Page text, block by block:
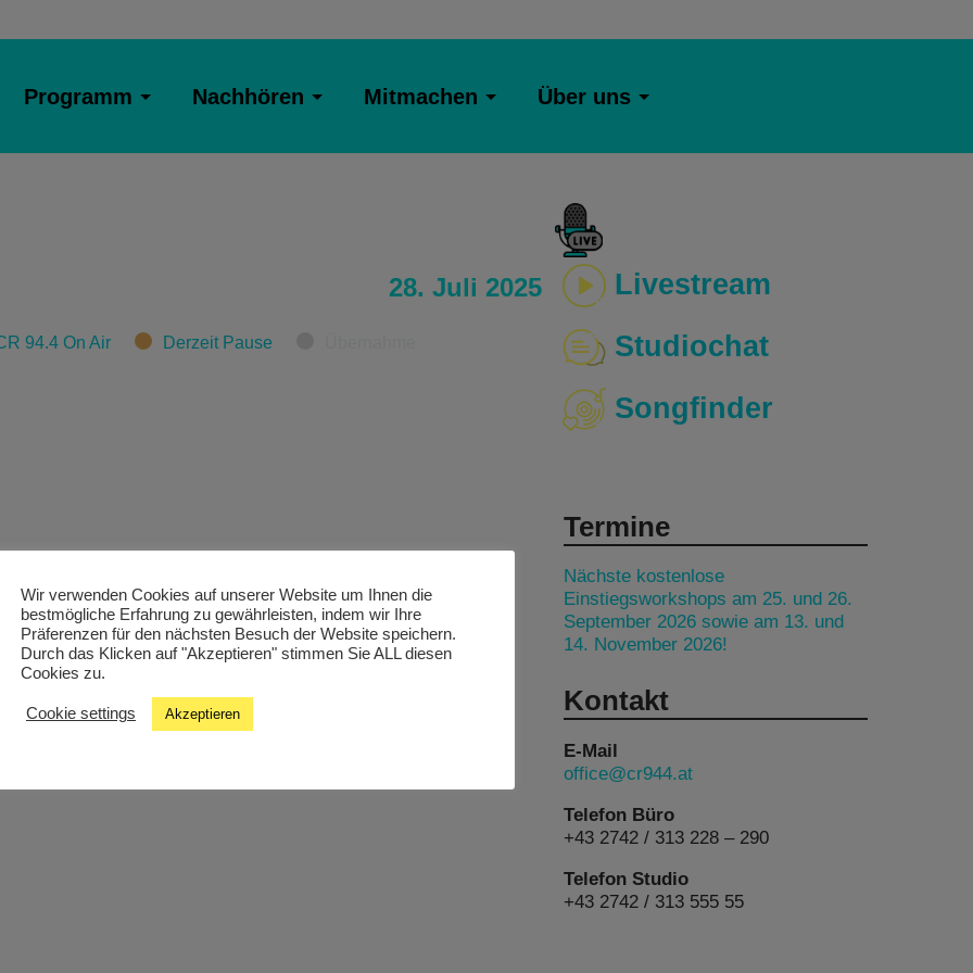
Programm Nachhören Mitmachen Über uns
28. Juli 2025
94.4 On Air Derzeit Pause
Livestream
Studiochat
Songfinder
Termine
Nächste kostenlose
Einstiegsworkshops am 25. und 26.
September 2026 sowie am 13. und
14. November 2026!
Kontakt
E-Mail
office@cr944.at
Telefon Büro
+43 2742 / 313 228 – 290
Telefon Studio
+43 2742 / 313 555 55
Wir verwenden Cookies auf unserer Website um Ihnen die
bestmögliche Erfahrung zu gewährleisten, indem wir Ihre
Präferenzen für den nächsten Besuch der Website speichern.
Durch das Klicken auf "Akzeptieren" stimmen Sie ALL diesen
Cookies zu.
Cookie settings Akzeptieren